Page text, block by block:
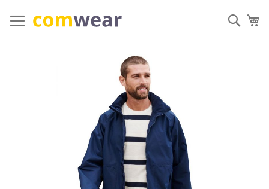
do
treści